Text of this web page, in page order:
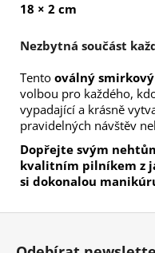
18 × 2 cm
Nezbytná součást
Tento oválný
volbou pro každého,
vypadající a krásně
pravidelných návštěv
Dopřejte svým
kvalitním pilníkem z
si dokonalou
Z